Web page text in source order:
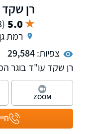
רן שקד
5.0 (8 ממליצים)
רמת גן
צפיות:29,584
בתביעות בגין נזקי
עבודה/ פגיעה
מכוח פוליסה,
השירותים ניתנים
ZOOM